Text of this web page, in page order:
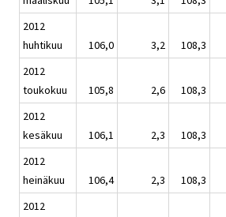
2012
huhtikuu
106,0 3,2 108,3
2012
toukokuu
105,8 2,6 108,3
2012
kesäkuu
106,1 2,3 108,3
2012
heinäkuu
106,4 2,3 108,3
2012